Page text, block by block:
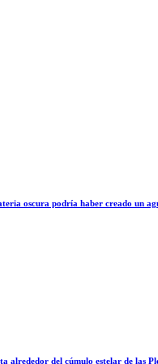
oscura podría haber creado un
alrededor del cúmulo estelar de las